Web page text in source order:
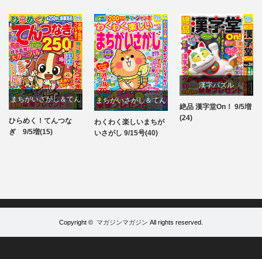
まちがいさがし＆てん
つなぎ
パズル
ひらめく！てんつな
ぎ 9/5増(15)
まちがいさがし＆てん
つなぎ
パズル
わくわく楽しいまちが
いさがし 9/15号(40)
漢字パズル
パズル
絶品 漢字堂On！ 9/5増
(24)
Copyright © マガジンマガジン All rights reserved.